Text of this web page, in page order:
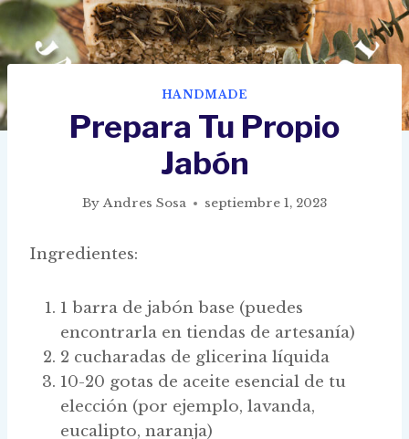
HANDMADE
Prepara Tu Propio
Jabón
By Andres Sosa septiembre 1, 2023
Ingredientes:
1 barra de jabón base (puedes
encontrarla en tiendas de artesanía)
2 cucharadas de glicerina líquida
10-20 gotas de aceite esencial de tu
elección (por ejemplo, lavanda,
eucalipto, naranja)